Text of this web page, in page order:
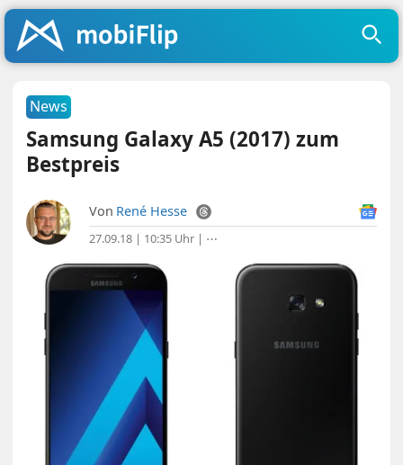
News
Samsung Galaxy A5 (2017) zum
Bestpreis
Von René Hesse
27.09.18 | 10:35 Uhr | ⋯